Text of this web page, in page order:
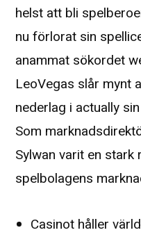
helst att bli
nu förlorat sin
anammat sökordet
LeoVegas slår mynt
nederlag i actually
Som
Sylwan varit en
spelbolagens
Casinot håller